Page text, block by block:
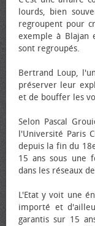
lourds, bien
regroupent pour
exemple à Blajan
sont regroupés.
Bertrand Loup,
préserver leur
et de bouffer les
Selon Pascal
l'Université Paris
depuis la fin du
15 ans sous une
dans les réseaux
L'Etat y voit une
importé et
garantis sur 15